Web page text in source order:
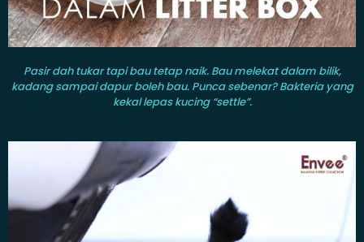
Pasir dah tukar tapi bau tetap naik. Bau melekat dalam bilik,
kadang sampai dapur boleh bau. Punca sebenar? Bakteria yang
kekal lepas kucing “settle”.